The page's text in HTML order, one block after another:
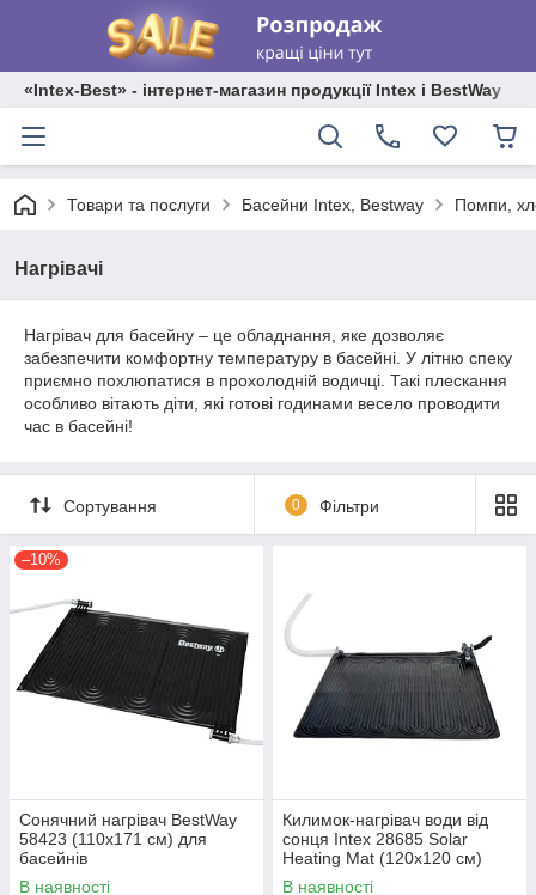
«Intex-Best» - інтернет-магазин продукції Intex і BestWay
Товари та послуги Басейни Intex, Bestway Помпи,
Нагрівачі
Нагрівач для басейну – це обладнання, яке дозволяє
забезпечити комфортну температуру в басейні. У літню спеку
приємно похлюпатися в прохолодній водичці. Такі плескання
особливо вітають діти, які готові годинами весело проводити
час в басейні!
Сортування 0 Фільтри
–10%
Сонячний нагрівач BestWay
58423 (110х171 см) для
басейнів
В наявності
Килимок-нагрівач води від
сонця Intex 28685 Solar
Heating Mat (120х120 см)
В наявності